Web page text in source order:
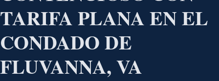
TARIFA PLANA EN EL
CONDADO DE
FLUVANNA, VA